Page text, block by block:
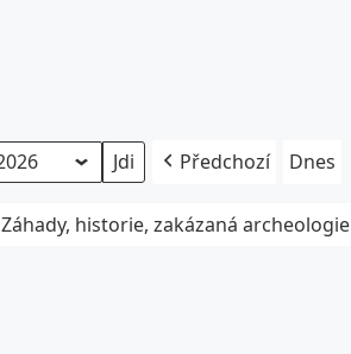
Předchozí Dnes
Záhady, historie, zakázaná archeologie